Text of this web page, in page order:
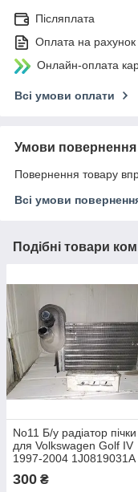
Післяплата
Оплата на рахунок
Онлайн-оплата
Всі умови оплати
Умови повернення
Повернення товару
Всі умови
Подібні товари
No11 Б/у радіатор пічки
для Volkswagen Golf IV
1997-2004 1J0819031A
300 ₴